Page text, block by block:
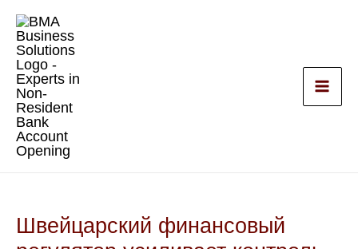
Перейти
содержимому
Швейцарский финансовый